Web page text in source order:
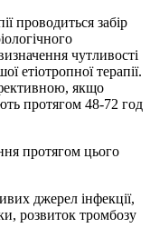
проводиться забір
чутливості
етіотропної терапії.
якщо
протягом 48-72 год
протягом цього
джерел інфекції,
розвиток тромбозу